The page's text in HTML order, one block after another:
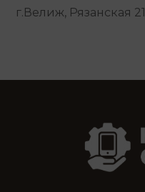
г.Велиж, Рязанская 21